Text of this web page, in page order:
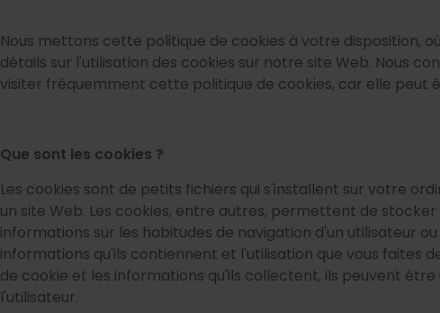
Nous mettons cette politique de cookies à votre disposition,
détails sur l'utilisation des cookies sur notre site Web. Nous
visiter fréquemment cette politique de cookies, car elle peut
Que sont les cookies ?
Les cookies sont de petits fichiers qui s'installent sur votre
un site Web. Les cookies, entre autres, permettent de
informations sur les habitudes de navigation d'un utilisateur
informations qu'ils contiennent et l'utilisation que vous faites
de cookie et les informations qu'ils collectent, ils peuvent
l'utilisateur.